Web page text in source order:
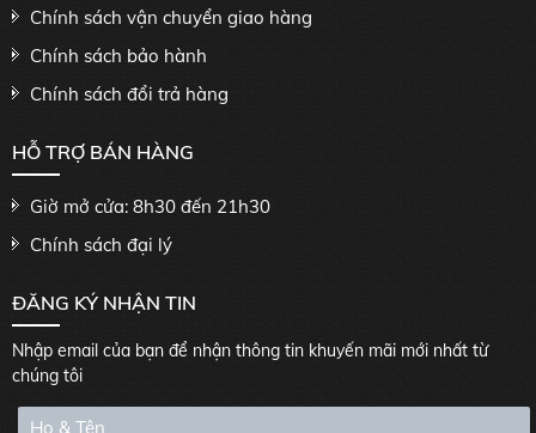
Chính sách vận chuyển giao hàng
Chính sách bảo hành
Chính sách đổi trả hàng
HỖ TRỢ BÁN HÀNG
Giờ mở cửa: 8h30 đến 21h30
Chính sách đại lý
ĐĂNG KÝ NHẬN TIN
Nhập email của bạn để nhận thông tin khuyến mãi mới nhất từ
chúng tôi